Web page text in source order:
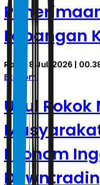
Lapangan
Rabu, 8 Juli 2026 | 00.38
Ekonomi
Usul
Ekonom